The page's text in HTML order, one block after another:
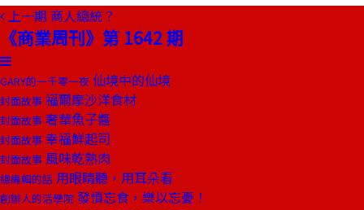
上一期 商人總統？
《商業周刊》第 1642 期
GARY的一千零一夜 仙境中的仙境
封面故事 福爾摩沙洋食材
封面故事 奢華魚子醬
封面故事 幸福鮮起司
封面故事 風味乾熟肉
總編輯的話 用眼睛聽，用耳朵看
創辦人的活學院 發憤忘食，樂以忘憂！